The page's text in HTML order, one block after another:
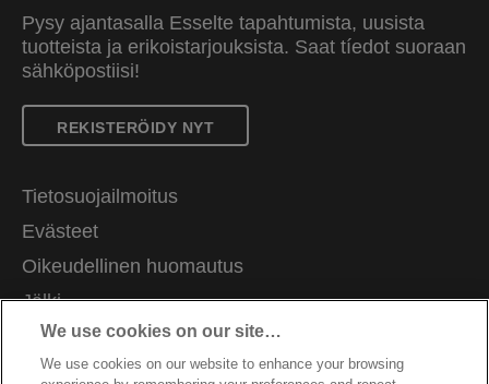
Pysy ajantasalla Esselte tapahtumista, uusista
tuotteista ja erikoistarjouksista. Saat tíedot suoraan
sähköpostiisi!
REKISTERÖIDY NYT
Tietosuojailmoitus
Evästeet
Oikeudellinen huomautus
Jälki
Hallitse tietojani
Asiakastuki
We use cookies on our site…
We use cookies on our website to enhance your browsing